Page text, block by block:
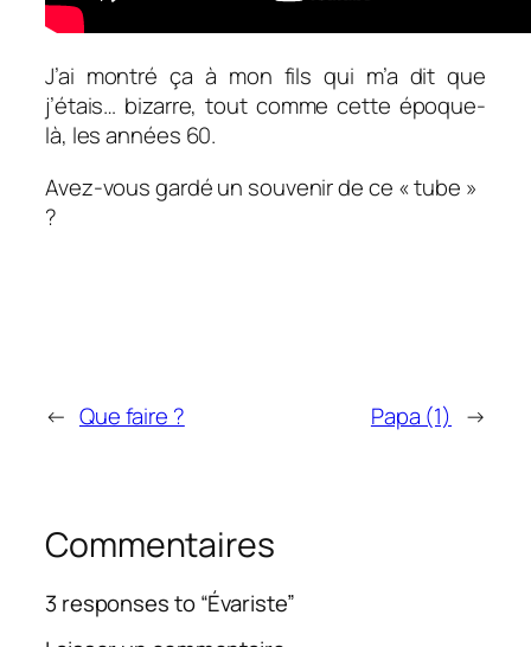
J’ai montré ça à mon fils qui m’a dit que
j’étais… bizarre, tout comme cette époque-
là, les années 60.
Avez-vous gardé un souvenir de ce « tube »
?
← Que faire ? Papa (1) →
Commentaires
3 responses to “Évariste”